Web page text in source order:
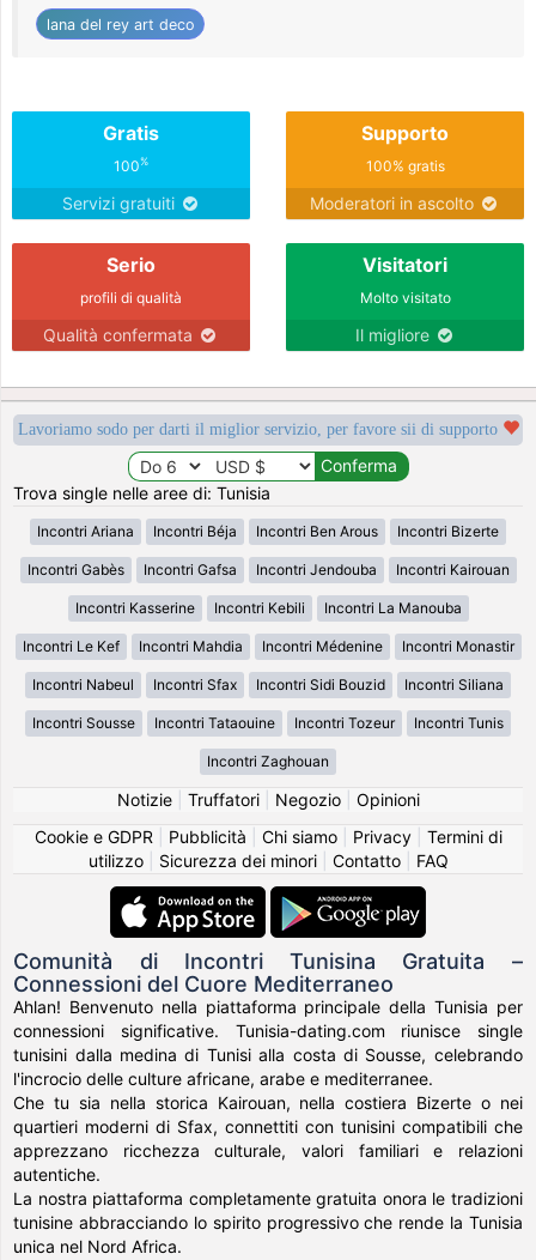
lana del rey art deco
Gratis
100%
Servizi gratuiti
Supporto
100% gratis
Moderatori in ascolto
Serio
profili di qualità
Qualità confermata
Visitatori
Molto visitato
Il migliore
Lavoriamo sodo per darti il miglior servizio, per favore sii di supporto
Trova single nelle aree di: Tunisia
Incontri Ariana Incontri Béja Incontri Ben Arous Incontri Bizerte
Incontri Gabès Incontri Gafsa Incontri Jendouba Incontri Kairouan
Incontri Kasserine Incontri Kebili Incontri La Manouba
Incontri Le Kef Incontri Mahdia Incontri Médenine Incontri Monastir
Incontri Nabeul Incontri Sfax Incontri Sidi Bouzid Incontri Siliana
Incontri Sousse Incontri Tataouine Incontri Tozeur Incontri Tunis
Incontri Zaghouan
Notizie| Truffatori| Negozio| Opinioni
Cookie e GDPR
Pubblicità Chi siamo| Privacy| Termini di
utilizzo| Sicurezza dei minori| Contatto| FAQ
Comunità di Incontri Tunisina Gratuita –
Connessioni del Cuore Mediterraneo
Ahlan! Benvenuto nella piattaforma principale della Tunisia per
connessioni significative. Tunisia-dating.com riunisce single
tunisini dalla medina di Tunisi alla costa di Sousse, celebrando
l'incrocio delle culture africane, arabe e mediterranee.
Che tu sia nella storica Kairouan, nella costiera Bizerte o nei
quartieri moderni di Sfax, connettiti con tunisini compatibili che
apprezzano ricchezza culturale, valori familiari e relazioni
autentiche.
La nostra piattaforma completamente gratuita onora le tradizioni
tunisine abbracciando lo spirito progressivo che rende la Tunisia
unica nel Nord Africa.